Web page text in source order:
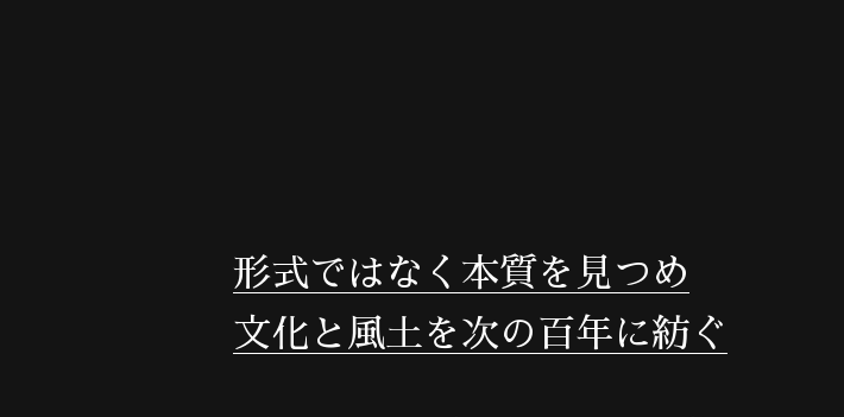
形式ではなく本質を見つめ
文化と風土を次の百年に紡ぐ